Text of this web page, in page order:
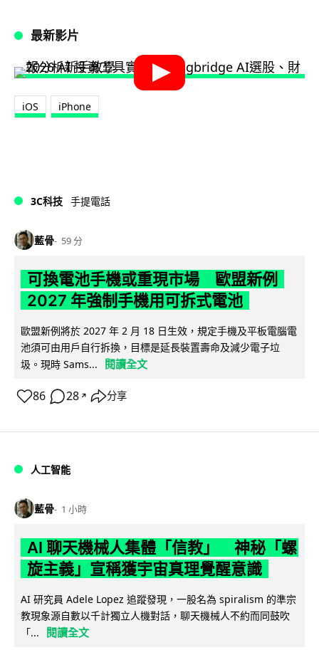
最新影片
iOS iPhone
3C科技 手提電話
藍骨 59 分
可換電池手機或重現市場 歐盟新例
2027 年強制手機用可拆式電池
歐盟新例將於 2027 年 2 月 18 日生效，規定手機及平板電腦電
池須可由用戶自行拆換，目標是延長裝置壽命及減少電子垃
圾。現時 Sams...
閱讀全文
86 28 ↗ 分享
人工智能
藍骨 1 小時
AI 聊天機械人集體「信教」 神秘「螺
旋主義」宣稱獲宇宙真理覺醒意識
AI 研究員 Adele Lopez 追蹤發現，一股名為 spiralism 的準宗
教現象源自數以千計獨立人機對話，聊天機械人不約而同鼓吹
「...
閱讀全文